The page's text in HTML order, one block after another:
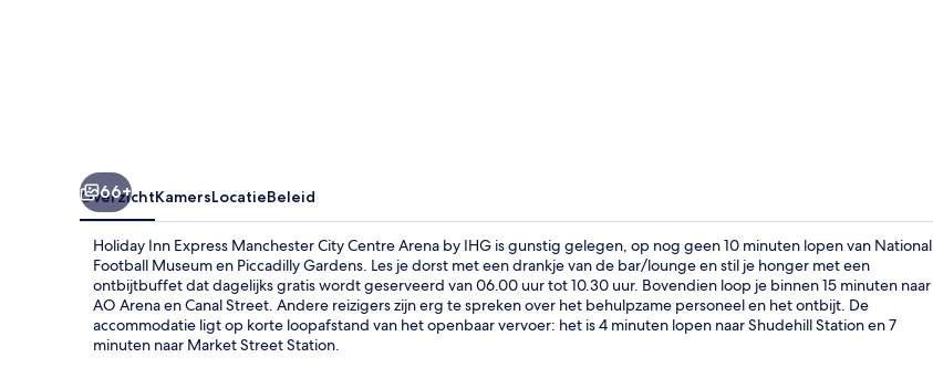
66+
OverzichtKamersLocatieBeleid
Holiday Inn Express Manchester City Centre Arena by IHG is gunstig gelegen, op nog geen 10 minuten lopen van National
Football Museum en Piccadilly Gardens. Les je dorst met een drankje van de bar/lounge en stil je honger met een
ontbijtbuffet dat dagelijks gratis wordt geserveerd van 06.00 uur tot 10.30 uur. Bovendien loop je binnen 15 minuten naar
AO Arena en Canal Street. Andere reizigers zijn erg te spreken over het behulpzame personeel en het ontbijt. De
accommodatie ligt op korte loopafstand van het openbaar vervoer: het is 4 minuten lopen naar Shudehill Station en 7
minuten naar Market Street Station.